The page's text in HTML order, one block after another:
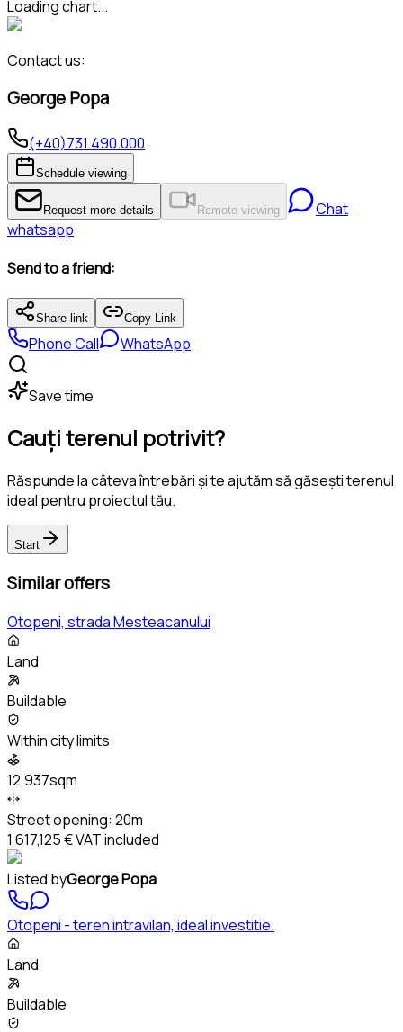
Loading chart...
Contact us:
George Popa
(+40)731.490.000
Schedule viewing
Request more details Remote viewing
Chat
whatsapp
Send to a friend:
Share link Copy Link
Phone Call WhatsApp
Save time
Cauți terenul potrivit?
Răspunde la câteva întrebări și te ajutăm să găsești terenul
ideal pentru proiectul tău.
Start
Similar offers
Otopeni, strada Mesteacanului
Land
Buildable
Within city limits
12,937sqm
Street opening: 20m
1,617,125 €VAT included
Listed byGeorge Popa
Otopeni - teren intravilan, ideal investitie.
Land
Buildable